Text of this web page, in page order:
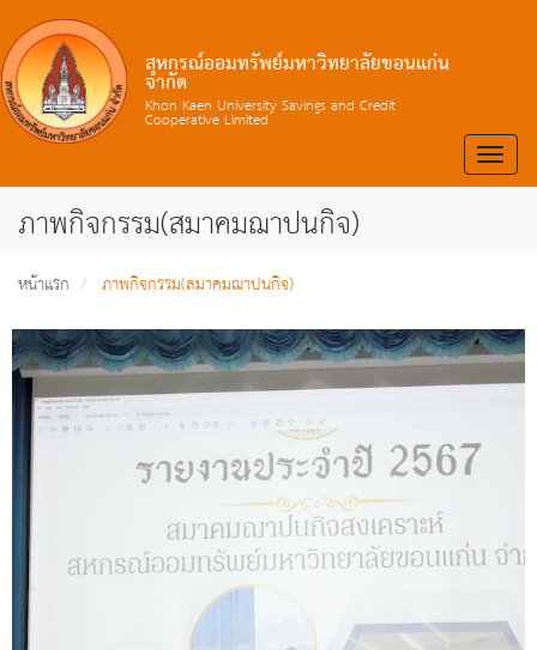
สหกรณ์ออมทรัพย์มหาวิทยาลัยขอนแก่น
จำกัด
Khon Kaen University Savings and Credit
Cooperative Limited
Toggle
ภาพกิจกรรม(สมาคมฌาปนกิจ)
หน้าแรก ภาพกิจกรรม(สมาคมฌาปนกิจ)